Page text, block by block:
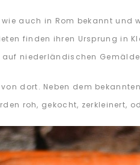
auch in Rom bekannt und
finden ihren Ursprung in
niederländischen
dort. Neben dem
roh, gekocht, zerkleinert,